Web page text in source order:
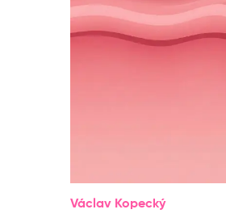
Václav Kopecký